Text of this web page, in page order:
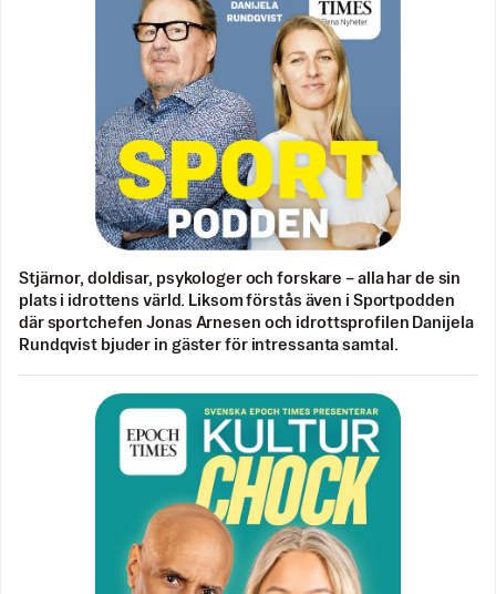
Stjärnor, doldisar, psykologer och forskare – alla har de sin
plats i idrottens värld. Liksom förstås även i Sportpodden
där sportchefen Jonas Arnesen och idrottsprofilen Danijela
Rundqvist bjuder in gäster för intressanta samtal.